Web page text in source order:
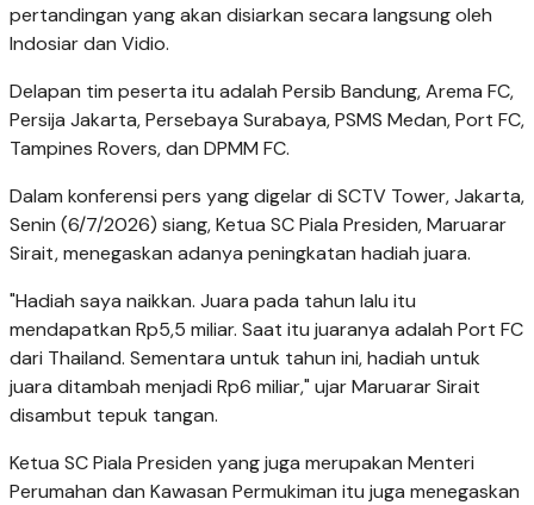
pertandingan yang akan disiarkan secara langsung oleh
Indosiar dan Vidio.
Delapan tim peserta itu adalah Persib Bandung, Arema FC,
Persija Jakarta, Persebaya Surabaya, PSMS Medan, Port FC,
Tampines Rovers, dan DPMM FC.
Dalam konferensi pers yang digelar di SCTV Tower, Jakarta,
Senin (6/7/2026) siang, Ketua SC Piala Presiden, Maruarar
Sirait, menegaskan adanya peningkatan hadiah juara.
"Hadiah saya naikkan. Juara pada tahun lalu itu
mendapatkan Rp5,5 miliar. Saat itu juaranya adalah Port FC
dari Thailand. Sementara untuk tahun ini, hadiah untuk
juara ditambah menjadi Rp6 miliar," ujar Maruarar Sirait
disambut tepuk tangan.
Ketua SC Piala Presiden yang juga merupakan Menteri
Perumahan dan Kawasan Permukiman itu juga menegaskan